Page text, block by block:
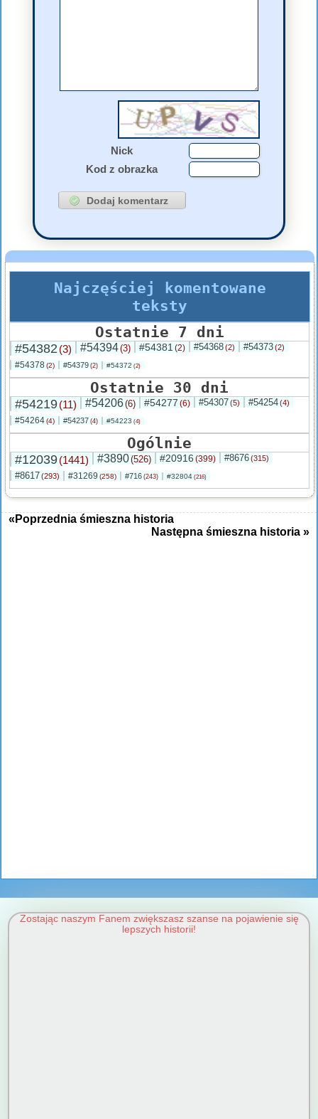
Nick
Kod z obrazka
Najczęściej komentowane
teksty
Ostatnie 7 dni
#54382 (3) #54394(3) #54381 (2) #54368(2) #54373(2)
#54378 (2) #54379 (2) #54372 (2)
Ostatnie 30 dni
#54219(11) #54206(6) #54277 (6) #54307(5) #54254(4)
#54264(4) #54237 (4) #54223 (4)
Ogólnie
#12039(1441) #3890(526) #20916 (399) #8676(315)
#8617(293) #31269 (258) #716 (243) #32804 (216)
«Poprzednia śmieszna historia
Następna śmieszna historia »
Zostając naszym Fanem zwiększasz szanse na pojawienie się
lepszych historii!